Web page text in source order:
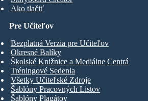
Ako tlačiť
Pre Učiteľov
Bezplatná Verzia pre Učiteľov
Okresné Balíky
Školské Knižnice a Mediálne Centrá
Tréningové Sedenia
Všetky Učiteľské Zdroje
Šablóny Pracovných Listov
Šablóny Plagátov